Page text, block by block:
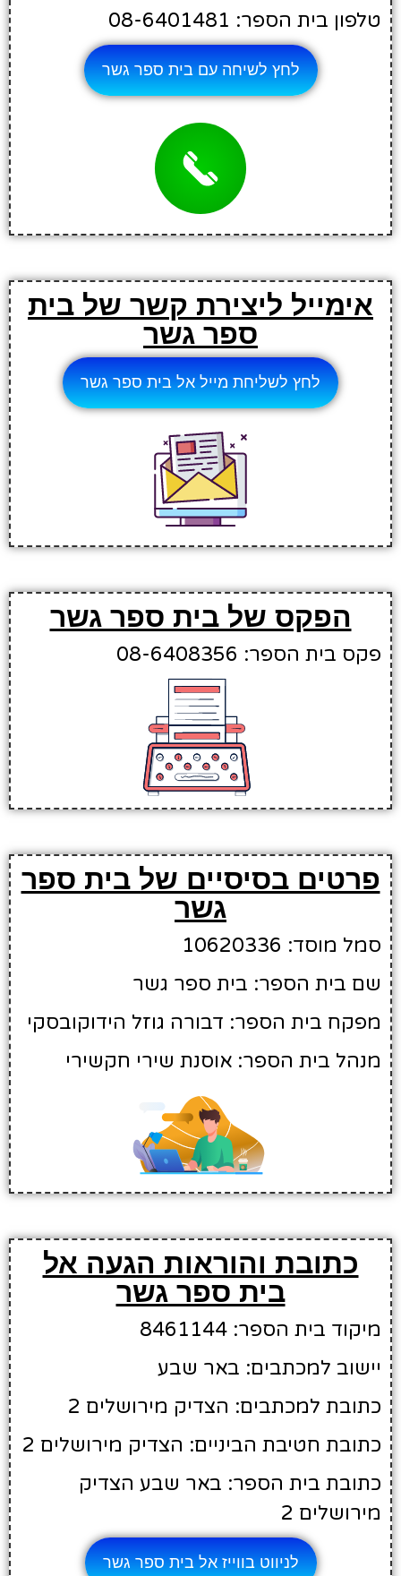
טלפון בית הספר: 08-6401481
לחץ לשיחה עם בית ספר גשר
אימייל ליצירת קשר של בית
ספר גשר
לחץ לשליחת מייל אל בית ספר גשר
הפקס של בית ספר גשר
פקס בית הספר: 08-6408356
פרטים בסיסיים של בית ספר
גשר
סמל מוסד: 10620336
שם בית הספר: בית ספר גשר
מפקח בית הספר: דבורה גוזל הידוקובסקי
מנהל בית הספר: אוסנת שירי חקשירי
כתובת והוראות הגעה אל
בית ספר גשר
מיקוד בית הספר: 8461144
יישוב למכתבים: באר שבע
כתובת למכתבים: הצדיק מירושלים 2
כתובת חטיבת הביניים: הצדיק מירושלים 2
כתובת בית הספר: באר שבע הצדיק
מירושלים 2
לניווט בווייז אל בית ספר גשר